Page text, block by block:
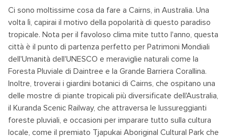
Ci sono moltissime cosa da fare a Cairns, in Australia. Una
volta lì, capirai il motivo della popolarità di questo paradiso
tropicale. Nota per il favoloso clima mite tutto l'anno, questa
città è il punto di partenza perfetto per Patrimoni Mondiali
dell'Umanità dell'UNESCO e meraviglie naturali come la
Foresta Pluviale di Daintree e la Grande Barriera Corallina.
Inoltre, troverai i giardini botanici di Cairns, che ospitano una
delle mostre di piante tropicali più diversificate dell'Australia,
il Kuranda Scenic Railway, che attraversa le lussureggianti
foreste pluviali, e occasioni per imparare tutto sulla cultura
locale, come il premiato Tjapukai Aboriginal Cultural Park che